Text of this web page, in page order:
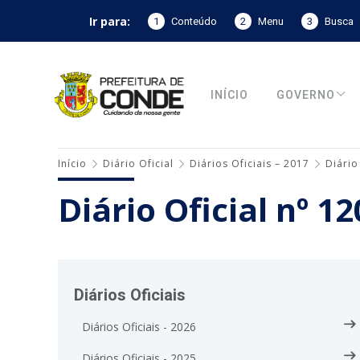
Ir para: 1 Conteúdo 2 Menu 3 Busca
INÍCIO GOVERNO
Início Diário Oficial Diários Oficiais – 2017 Diário
Diário Oficial nº
Diários Oficiais
Diários Oficiais - 2026